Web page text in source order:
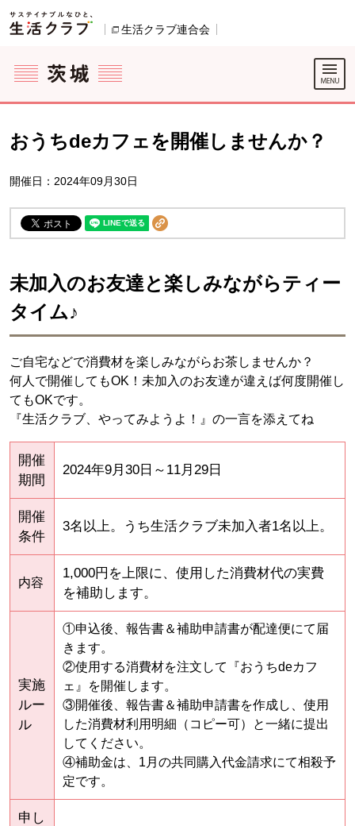
ページの先頭です。
生活クラブ連合会
ここからサイト内共通メニューです。
サイト内共通メニューをスキップする
サイト内共通メニューここまで。
おうちdeカフェを開催しませんか？
開催日：2024年09月30日
未加入のお友達と楽しみながらティー
タイム♪
ご自宅などで消費材を楽しみながらお茶しませんか？
何人で開催してもOK！未加入のお友達が違えば何度開催し
てもOKです。
『生活クラブ、やってみようよ！』の一言を添えてね
開催
期間
2024年9月30日～11月29日
開催
条件
3名以上。うち生活クラブ未加入者1名以上。
内容
1,000円を上限に、使用した消費材代の実費
を補助します。
実施
ルー
ル
①申込後、報告書＆補助申請書が配達便にて届
きます。
②使用する消費材を注文して『おうちdeカフ
ェ』を開催します。
③開催後、報告書＆補助申請書を作成し、使用
した消費材利用明細（コピー可）と一緒に提出
してください。
④補助金は、1月の共同購入代金請求にて相殺予
定です。
申し